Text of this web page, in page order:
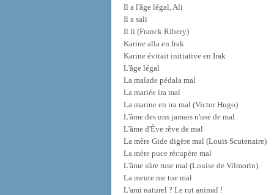
Il a l'âge légal, Ali
Il a sali
Il li (Franck Ribery)
Karine alla en Irak
Karine évitait initiative en Irak
L'âge légal
La malade pédala mal
La mariée ira mal
La marine en ira mal (Victor Hugo)
L'âme des uns jamais n'use de mal
L'âme d'Ève rêve de mal
La mère Gide digère mal (Louis Scutenaire)
La mère puce récupère mal
L'âme sûre ruse mal (Louise de Vilmorin)
La meute me tue mal
L'ami naturel ? Le rut animal !